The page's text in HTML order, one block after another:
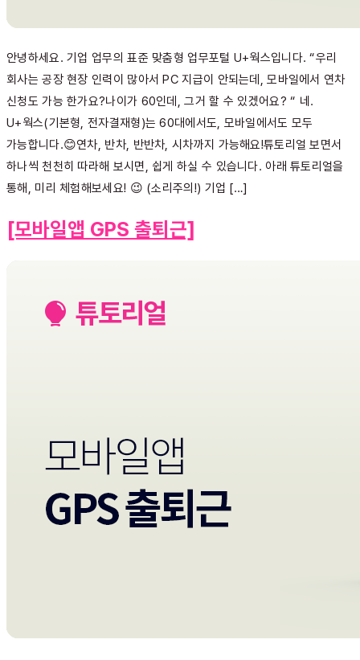
안녕하세요. 기업 업무의 표준 맞춤형 업무포털 U+웍스입니다. “우리
회사는 공장 현장 인력이 많아서 PC 지급이 안되는데, 모바일에서 연차
신청도 가능 한가요?나이가 60인데, 그거 할 수 있겠어요? “ 네.
U+웍스(기본형, 전자결재형)는 60대에서도, 모바일에서도 모두
가능합니다.😊연차, 반차, 반반차, 시차까지 가능해요!튜토리얼 보면서
하나씩 천천히 따라해 보시면, 쉽게 하실 수 있습니다. 아래 튜토리얼을
통해, 미리 체험해보세요! 😉 (소리주의!) 기업 […]
[모바일앱 GPS 출퇴근]